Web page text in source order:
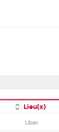
Lieu(x)
Liban